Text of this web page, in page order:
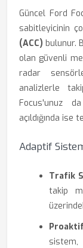
Güncel Ford
sabitleyicinin
(ACC) bulunur.
olan güvenli
radar
analizlerle
Focus'unuz
açıldığında
Adaptif
Trafik
takip